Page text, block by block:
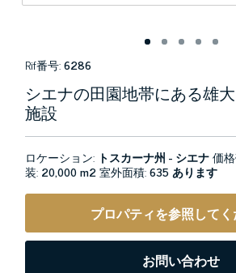
Rif番号:6286
シエナの田園地帯にある雄
施設
ロケーション: トスカーナ州 - シエナ価
装: 20,000 m2室外面積:635 あります
プロパティを参照して
お問い合わせ